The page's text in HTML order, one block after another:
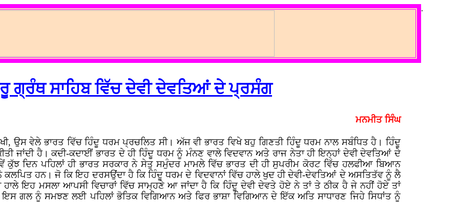
ਗ੍ਰੰਥ ਸਾਹਿਬ ਵਿੱਚ ਦੇਵੀ ਦੇਵਤਿਆਂ ਦੇ ਪ੍ਰਸੰਗ
ਮਨਮੀਤ ਸਿੰਘ
ਉਸ ਵੇਲੇ ਭਾਰਤ ਵਿੱਚ ਹਿੰਦੂ ਧਰਮ ਪ੍ਰਚਲਿਤ ਸੀ। ਅੱਜ ਵੀ ਭਾਰਤ ਵਿਖੇ ਬਹੁ ਗਿਣਤੀ ਹਿੰਦੂ ਧਰਮ ਨਾਲ ਸਬੰਧਿਤ ਹੈ। ਹਿੰਦੂ
ਜਾਂਦੀ ਹੈ। ਕਦੀ-ਕਦਾਈਂ ਭਾਰਤ ਦੇ ਹੀ ਹਿੰਦੂ ਧਰਮ ਨੂੰ ਮੰਨਣ ਵਾਲੇ ਵਿਦਵਾਨ ਅਤੇ ਰਾਜ ਨੇਤਾ ਹੀ ਇਨ੍ਹਾਂ ਦੇਵੀ ਦੇਵਤਿਆਂ ਦੇ
ਦਿਨ ਪਹਿਲਾਂ ਹੀ ਭਾਰਤ ਸਰਕਾਰ ਨੇ ਸੇਤੁ ਸਮੁੰਦਰ ਮਾਮਲੇ ਵਿੱਚ ਭਾਰਤ ਦੀ ਹੀ ਸੁਪਰੀਮ ਕੋਰਟ ਵਿੱਚ ਹਲਫੀਆ ਬਿਆਨ
ਕਲਪਿਤ ਹਨ। ਜੋ ਕਿ ਇਹ ਦਰਸਉਂਦਾ ਹੈ ਕਿ ਹਿੰਦੂ ਧਰਮ ਦੇ ਵਿਦਵਾਨਾਂ ਵਿੱਚ ਹਾਲੇ ਖੁਦ ਹੀ ਦੇਵੀ-ਦੇਵਤਿਆਂ ਦੇ ਅਸਤਿਤੱਵ ਨੂੰ ਲੈ
ਇਹ ਮਸਲਾ ਆਪਸੀ ਵਿਚਾਰਾਂ ਵਿੱਚ ਸਾਮ੍ਹਣੇ ਆ ਜਾਂਦਾ ਹੈ ਕਿ ਹਿੰਦੂ ਦੇਵੀ ਦੇਵਤੇ ਹੋਏ ਨੇ ਤਾਂ ਤੇ ਠੀਕ ਹੈ ਜੇ ਨਹੀਂ ਹੋਏ ਤਾਂ
ਇਸ ਗਲ ਨੂੰ ਸਮਝਣ ਲਈ ਪਹਿਲਾਂ ਭੋਤਿਕ ਵਿਗਿਆਨ ਅਤੇ ਫਿਰ ਭਾਸ਼ਾ ਵਿਗਿਆਨ ਦੇ ਇੱਕ ਅਤਿ ਸਾਧਾਰਣ ਜਿਹੇ ਸਿਧਾਂਤ ਨੂੰ
.